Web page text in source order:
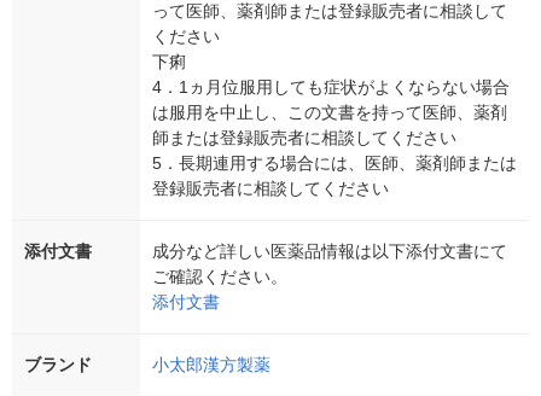
って医師、薬剤師または登録販売者に相談して
ください
下痢
4．1ヵ月位服用しても症状がよくならない場合
は服用を中止し、この文書を持って医師、薬剤
師または登録販売者に相談してください
5．長期連用する場合には、医師、薬剤師または
登録販売者に相談してください
添付文書
成分など詳しい医薬品情報は以下添付文書にて
ご確認ください。
添付文書
ブランド 小太郎漢方製薬